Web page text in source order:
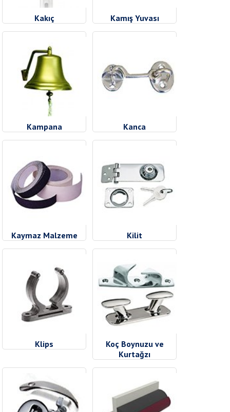
Kakıç Kamış Yuvası
Kampana Kanca
Kaymaz Malzeme Kilit
Klips
Koç Boynuzu ve
Kurtağzı